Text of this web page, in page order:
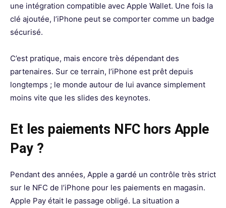
une intégration compatible avec Apple Wallet. Une fois la
clé ajoutée, l’iPhone peut se comporter comme un badge
sécurisé.
C’est pratique, mais encore très dépendant des
partenaires. Sur ce terrain, l’iPhone est prêt depuis
longtemps ; le monde autour de lui avance simplement
moins vite que les slides des keynotes.
Et les paiements NFC hors Apple
Pay ?
Pendant des années, Apple a gardé un contrôle très strict
sur le NFC de l’iPhone pour les paiements en magasin.
Apple Pay était le passage obligé. La situation a